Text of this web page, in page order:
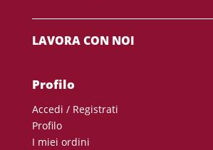
LAVORA CON NOI
Profilo
Accedi / Registrati
Profilo
I miei ordini